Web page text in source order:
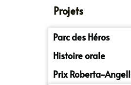
Projets
Parc des Héros
Histoire orale
Prix Roberta-Angell